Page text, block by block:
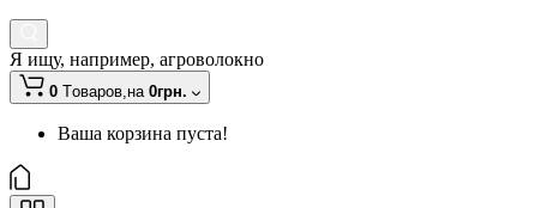
Я ищу, например, агроволокно
0 Tоваров,на 0грн.
Ваша корзина пуста!